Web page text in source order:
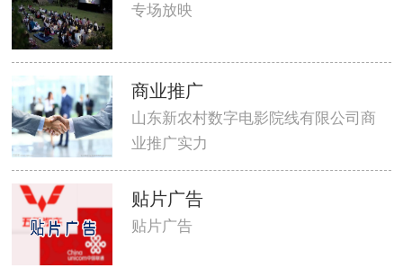
专场放映
商业推广
山东新农村数字电影院线有限公司商
业推广实力
贴片广告
贴片广告